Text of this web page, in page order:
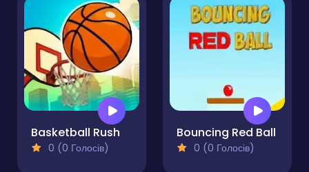
Basketball Rush
0 (0 Голосів)
Bouncing Red Ball
0 (0 Голосів)